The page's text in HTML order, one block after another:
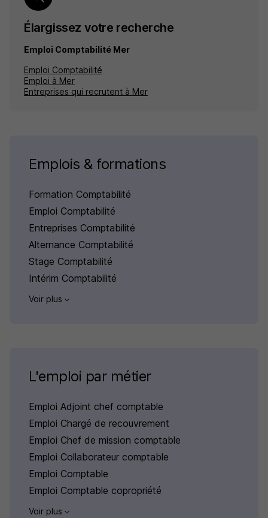
Élargissez votre recherche
Emploi Comptabilité Mer
Emploi Comptabilité
Emploi à Mer
Entreprises qui recrutent à Mer
Emplois & formations
Formation Comptabilité
Emploi Comptabilité
Entreprises Comptabilité
Alternance Comptabilité
Stage Comptabilité
Intérim Comptabilité
Voir plus
L'emploi par métier
Emploi Adjoint chef comptable
Emploi Chargé de recouvrement
Emploi Chef de mission comptable
Emploi Collaborateur comptable
Emploi Comptable
Emploi Comptable copropriété
Voir plus